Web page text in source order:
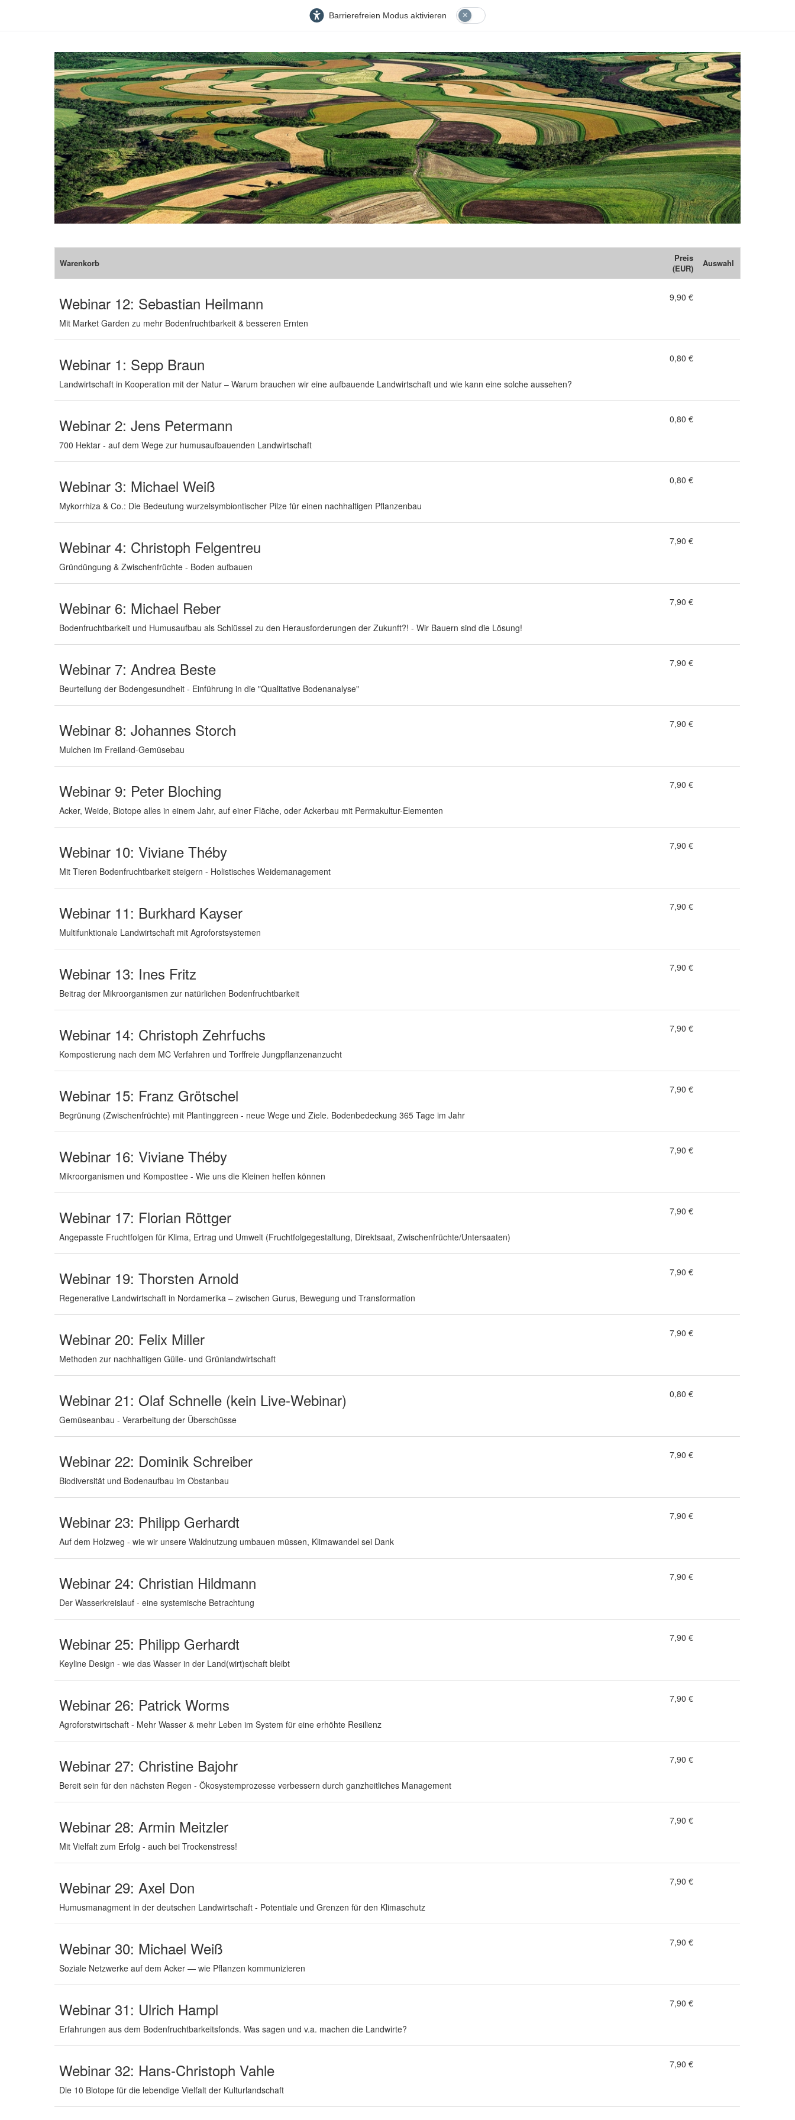
Barrierefreien Modus aktivieren
Warenkorb
Preis
(EUR)
Auswahl
Webinar 12: Sebastian Heilmann
Mit Market Garden zu mehr Bodenfruchtbarkeit & besseren Ernten
9,90 €
Webinar 1: Sepp Braun
Landwirtschaft in Kooperation mit der Natur – Warum brauchen wir eine aufbauende Landwirtschaft und wie kann eine solche aussehen?
0,80 €
Webinar 2: Jens Petermann
700 Hektar - auf dem Wege zur humusaufbauenden Landwirtschaft
0,80 €
Webinar 3: Michael Weiß
Mykorrhiza & Co.: Die Bedeutung wurzelsymbiontischer Pilze für einen nachhaltigen Pflanzenbau
0,80 €
Webinar 4: Christoph Felgentreu
Gründüngung & Zwischenfrüchte - Boden aufbauen
7,90 €
Webinar 6: Michael Reber
Bodenfruchtbarkeit und Humusaufbau als Schlüssel zu den Herausforderungen der Zukunft?! - Wir Bauern sind die Lösung!
7,90 €
Webinar 7: Andrea Beste
Beurteilung der Bodengesundheit - Einführung in die "Qualitative Bodenanalyse"
7,90 €
Webinar 8: Johannes Storch
Mulchen im Freiland-Gemüsebau
7,90 €
Webinar 9: Peter Bloching
Acker, Weide, Biotope alles in einem Jahr, auf einer Fläche, oder Ackerbau mit Permakultur-Elementen
7,90 €
Webinar 10: Viviane Théby
Mit Tieren Bodenfruchtbarkeit steigern - Holistisches Weidemanagement
7,90 €
Webinar 11: Burkhard Kayser
Multifunktionale Landwirtschaft mit Agroforstsystemen
7,90 €
Webinar 13: Ines Fritz
Beitrag der Mikroorganismen zur natürlichen Bodenfruchtbarkeit
7,90 €
Webinar 14: Christoph Zehrfuchs
Kompostierung nach dem MC Verfahren und Torffreie Jungpflanzenanzucht
7,90 €
Webinar 15: Franz Grötschel
Begrünung (Zwischenfrüchte) mit Plantinggreen - neue Wege und Ziele. Bodenbedeckung 365 Tage im Jahr
7,90 €
Webinar 16: Viviane Théby
Mikroorganismen und Komposttee - Wie uns die Kleinen helfen können
7,90 €
Webinar 17: Florian Röttger
Angepasste Fruchtfolgen für Klima, Ertrag und Umwelt (Fruchtfolgegestaltung, Direktsaat, Zwischenfrüchte/Untersaaten)
7,90 €
Webinar 19: Thorsten Arnold
Regenerative Landwirtschaft in Nordamerika – zwischen Gurus, Bewegung und Transformation
7,90 €
Webinar 20: Felix Miller
Methoden zur nachhaltigen Gülle- und Grünlandwirtschaft
7,90 €
Webinar 21: Olaf Schnelle (kein Live-Webinar)
Gemüseanbau - Verarbeitung der Überschüsse
0,80 €
Webinar 22: Dominik Schreiber
Biodiversität und Bodenaufbau im Obstanbau
7,90 €
Webinar 23: Philipp Gerhardt
Auf dem Holzweg - wie wir unsere Waldnutzung umbauen müssen, Klimawandel sei Dank
7,90 €
Webinar 24: Christian Hildmann
Der Wasserkreislauf - eine systemische Betrachtung
7,90 €
Webinar 25: Philipp Gerhardt
Keyline Design - wie das Wasser in der Land(wirt)schaft bleibt
7,90 €
Webinar 26: Patrick Worms
Agroforstwirtschaft - Mehr Wasser & mehr Leben im System für eine erhöhte Resilienz
7,90 €
Webinar 27: Christine Bajohr
Bereit sein für den nächsten Regen - Ökosystemprozesse verbessern durch ganzheitliches Management
7,90 €
Webinar 28: Armin Meitzler
Mit Vielfalt zum Erfolg - auch bei Trockenstress!
7,90 €
Webinar 29: Axel Don
Humusmanagment in der deutschen Landwirtschaft - Potentiale und Grenzen für den Klimaschutz
7,90 €
Webinar 30: Michael Weiß
Soziale Netzwerke auf dem Acker — wie Pflanzen kommunizieren
7,90 €
Webinar 31: Ulrich Hampl
Erfahrungen aus dem Bodenfruchtbarkeitsfonds. Was sagen und v.a. machen die Landwirte?
7,90 €
Webinar 32: Hans-Christoph Vahle
Die 10 Biotope für die lebendige Vielfalt der Kulturlandschaft
7,90 €